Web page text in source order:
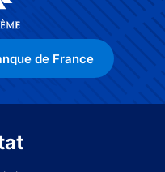
de France